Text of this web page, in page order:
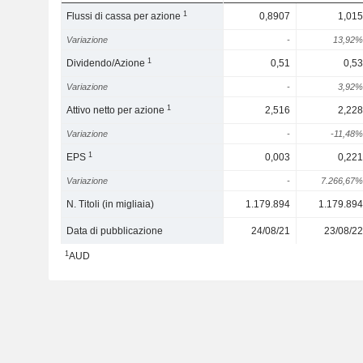
Flussi di cassa per azione1 0,8907 1,015
Variazione - 13,92%
Dividendo/Azione1 0,51 0,53
Variazione - 3,92%
Attivo netto per azione1 2,516 2,228
Variazione - -11,48%
EPS1 0,003 0,221
Variazione - 7.266,67%
N. Titoli (in migliaia) 1.179.894 1.179.894
Data di pubblicazione 24/08/21 23/08/22
1AUD